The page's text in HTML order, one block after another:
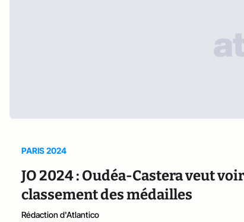
PARIS 2024
JO 2024 : Oudéa-Castera veut
classement des médailles
Rédaction d'Atlantico